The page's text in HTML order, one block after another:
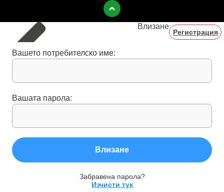
Влизане
Регистрация
Вашето потребителско име:
Вашата парола:
Влизане
Забравена парола?
Изчисти тук